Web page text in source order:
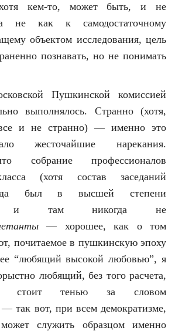
кем-то, может быть, и не
не как к самодостаточному
объектом исследования, цель
познавать, но не понимать
Пушкинской комиссией
выполнялось. Странно (хотя,
и не странно) — именно это
жесточайшие нарекания.
собрание профессионалов
(хотя состав заседаний
был в высшей степени
и там никогда не
— хорошее, как о том
почитаемое в пушкинскую эпоху
“любящий высокой любовью”, я
любящий, без того расчета,
стоит тенью за словом
— так вот, при всем демократизме,
служить образцом именно